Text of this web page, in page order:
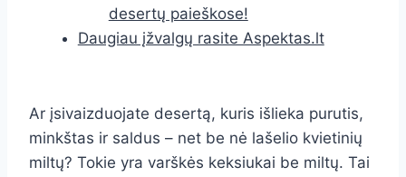
desertų paieškose!
Daugiau įžvalgų rasite Aspektas.lt
Ar įsivaizduojate desertą, kuris išlieka purutis,
minkštas ir saldus – net be nė lašelio kvietinių
miltų? Tokie yra varškės keksiukai be miltų. Tai